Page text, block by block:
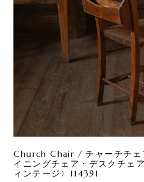
Church Chair / チャーチチェ
イニングチェア・デスクチェ
ィンテージ〉114391